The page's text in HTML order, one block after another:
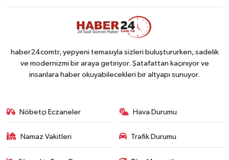
haber24comtr, yepyeni temasıyla sizleri buluştururken, sadelik
ve modernizmi bir araya getiriyor. Şatafattan kaçınıyor ve
insanlara haber okuyabilecekleri bir altyapı sunuyor.
Nöbetçi Eczaneler Hava Durumu
Namaz Vakitleri Trafik Durumu